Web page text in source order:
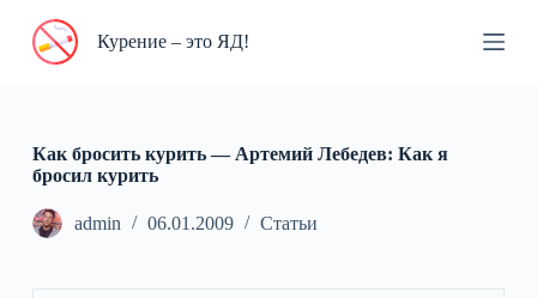
П
и
к
у
Курение – это ЯД!
Как бросить курить — Артемий Лебедев: Как я
бросил курить
admin 06.01.2009 Статьи